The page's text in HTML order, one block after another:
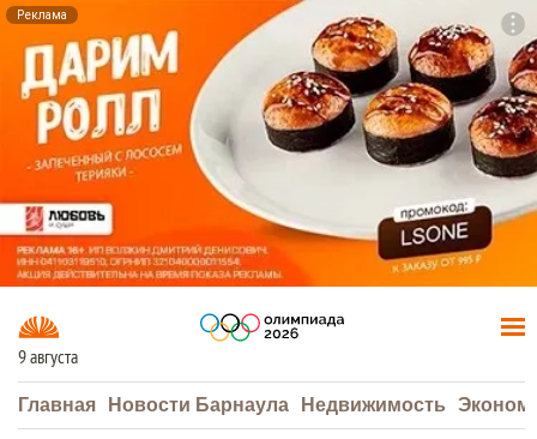
Реклама
9 августа
Главная Новости Барнаула Недвижимость